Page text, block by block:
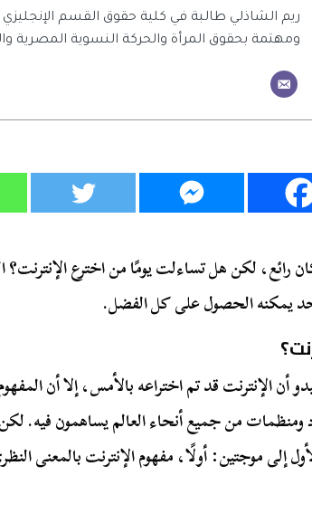
ريم الشاذلي طالبة في كلية حقوق القسم
ومهتمة بحقوق المرأة والحركة النسوية المصرية
رائع، لكن هل تساءلت يومًا من اخترع
يمكنه الحصول على كل الفضل.
أن الإنترنت قد تم اختراعه بالأمس، إلا أن
ومنظمات من جميع أنحاء العالم يساهمون فيه.
إلى موجتين: أولًا، مفهوم الإنترنت بالمعنى